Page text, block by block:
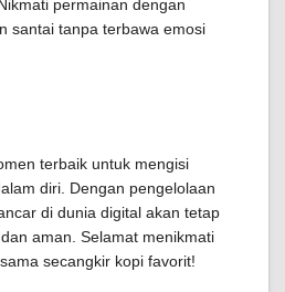
permainan dengan
santai tanpa terbawa emosi
terbaik untuk mengisi
diri. Dengan pengelolaan
di dunia digital akan tetap
aman. Selamat menikmati
secangkir kopi favorit!